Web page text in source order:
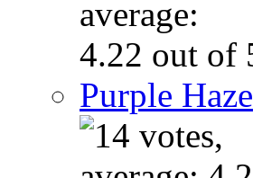
Purple Haze